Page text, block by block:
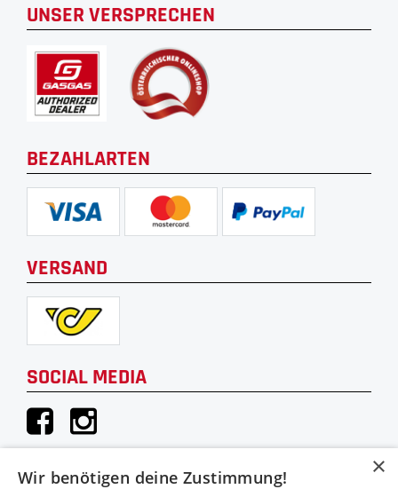
UNSER VERSPRECHEN
BEZAHLARTEN
VERSAND
SOCIAL MEDIA
×
Wir benötigen deine Zustimmung!